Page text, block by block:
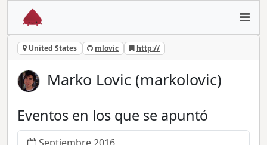
United States mlovic http://
Marko Lovic (markolovic)
Eventos en los que se apuntó